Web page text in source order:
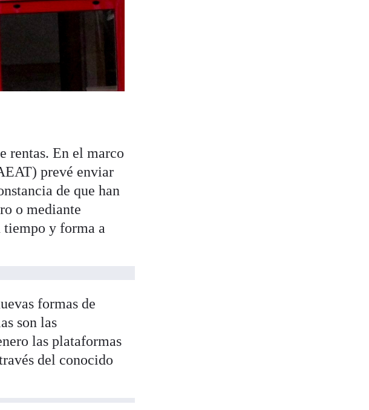
rentas. En el marco
prevé enviar
de que han
o mediante
tiempo y forma a
formas de
son las
las plataformas
del conocido